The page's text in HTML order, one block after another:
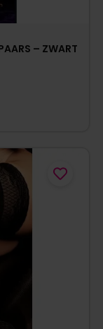
– ZWART